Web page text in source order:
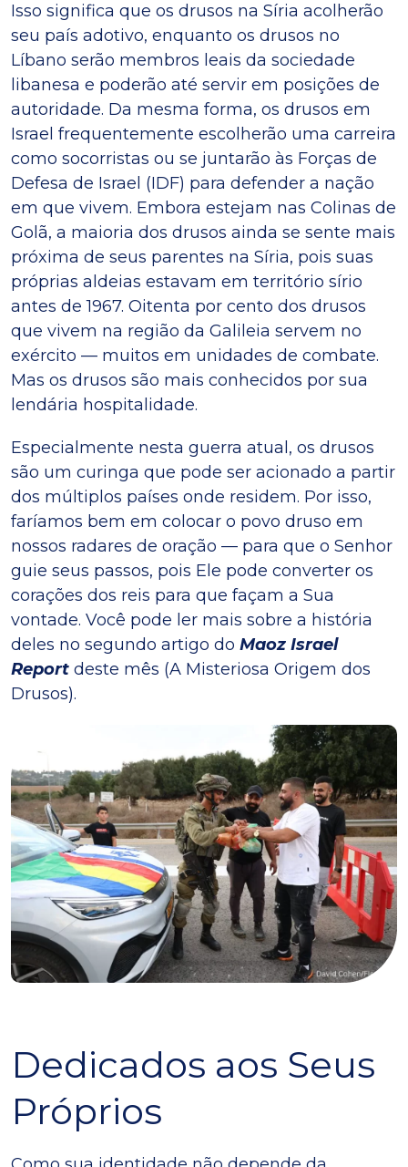
Isso significa que os drusos na Síria acolherão
seu país adotivo, enquanto os drusos no
Líbano serão membros leais da sociedade
libanesa e poderão até servir em posições de
autoridade. Da mesma forma, os drusos em
Israel frequentemente escolherão uma carreira
como socorristas ou se juntarão às Forças de
Defesa de Israel (IDF) para defender a nação
em que vivem. Embora estejam nas Colinas de
Golã, a maioria dos drusos ainda se sente mais
próxima de seus parentes na Síria, pois suas
próprias aldeias estavam em território sírio
antes de 1967. Oitenta por cento dos drusos
que vivem na região da Galileia servem no
exército — muitos em unidades de combate.
Mas os drusos são mais conhecidos por sua
lendária hospitalidade.
Especialmente nesta guerra atual, os drusos
são um curinga que pode ser acionado a partir
dos múltiplos países onde residem. Por isso,
faríamos bem em colocar o povo druso em
nossos radares de oração — para que o Senhor
guie seus passos, pois Ele pode converter os
corações dos reis para que façam a Sua
vontade. Você pode ler mais sobre a história
deles no segundo artigo do Maoz Israel
Report deste mês (A Misteriosa Origem dos
Drusos).
Dedicados aos Seus
Próprios